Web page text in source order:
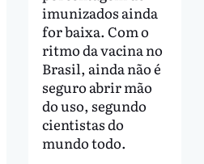
imunizados ainda
for baixa. Com o
ritmo da vacina no
Brasil, ainda não é
seguro abrir mão
do uso, segundo
cientistas do
mundo todo.